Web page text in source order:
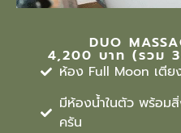
DUO
4,200 บาท (รวม
ห้อง Full Moon เตีย
มีห้องน้ำในตัว พร้อม
ครัน